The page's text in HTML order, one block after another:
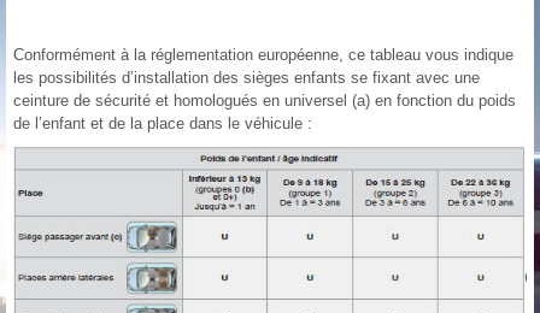
Conformément à la réglementation européenne, ce tableau vous indique
les possibilités d’installation des sièges enfants se fixant avec une
ceinture de sécurité et homologués en universel (a) en fonction du poids
de l’enfant et de la place dans le véhicule :